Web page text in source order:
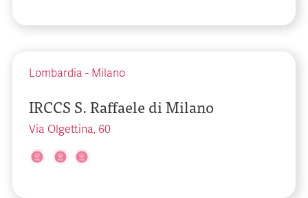
Lombardia - Milano
IRCCS S. Raffaele di Milano
Via Olgettina, 60